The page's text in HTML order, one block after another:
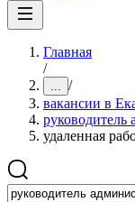
Главная
/
... /
вакансии в
руководитель
удаленная